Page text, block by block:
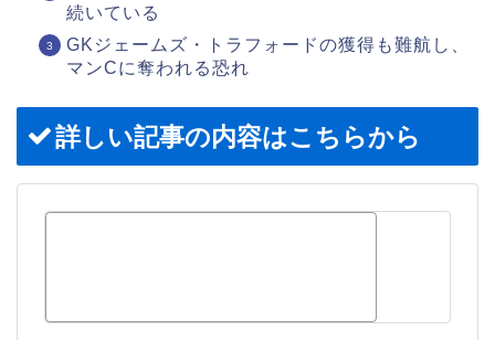
続いている
GKジェームズ・トラフォードの獲得も難航し、
マンCに奪われる恐れ
詳しい記事の内容はこちらから